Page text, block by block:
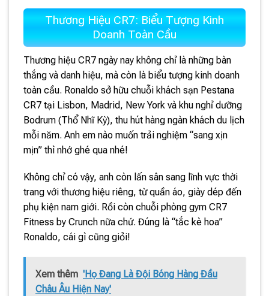
Thương Hiệu CR7: Biểu Tượng Kinh
Doanh Toàn Cầu
Thương hiệu CR7 ngày nay không chỉ là những bàn
thắng và danh hiệu, mà còn là biểu tượng kinh doanh
toàn cầu. Ronaldo sở hữu chuỗi khách sạn Pestana
CR7 tại Lisbon, Madrid, New York và khu nghỉ dưỡng
Bodrum (Thổ Nhĩ Kỳ), thu hút hàng ngàn khách du lịch
mỗi năm. Anh em nào muốn trải nghiệm “sang xịn
mịn” thì nhớ ghé qua nhé!
Không chỉ có vậy, anh còn lấn sân sang lĩnh vực thời
trang với thương hiệu riêng, từ quần áo, giày dép đến
phụ kiện nam giới. Rồi còn chuỗi phòng gym CR7
Fitness by Crunch nữa chứ. Đúng là “tắc kè hoa”
Ronaldo, cái gì cũng giỏi!
Xem thêm 'Họ Đang Là Đội Bóng Hàng Đầu
Châu Âu Hiện Nay'